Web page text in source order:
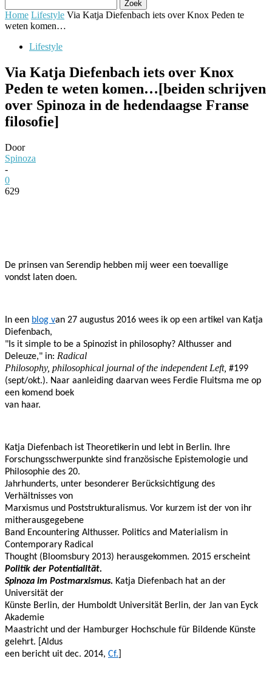
Home Lifestyle Via Katja Diefenbach iets over Knox Peden te
weten komen…
Lifestyle
Via Katja Diefenbach iets over Knox
Peden te weten komen…[beiden schrijven
over Spinoza in de hedendaagse Franse
filosofie]
Door
Spinoza
-
0
629
De prinsen van Serendip hebben mij weer een toevallige
vondst laten doen.
In een blog van 27 augustus 2016 wees ik op een artikel van Katja
Diefenbach,
"Is it simple to be a Spinozist in philosophy? Althusser and
Deleuze," in: Radical
Philosophy, philosophical journal of the independent Left, #199
(sept/okt.). Naar aanleiding daarvan wees Ferdie Fluitsma me op
een komend boek
van haar.
Katja Diefenbach ist Theoretikerin und lebt in Berlin. Ihre
Forschungsschwerpunkte sind französische Epistemologie und
Philosophie des 20.
Jahrhunderts, unter besonderer Berücksichtigung des
Verhältnisses von
Marxismus und Poststrukturalismus. Vor kurzem ist der von ihr
mitherausgegebene
Band Encountering Althusser. Politics and Materialism in
Contemporary Radical
Thought (Bloomsbury 2013) herausgekommen. 2015 erscheint
Politik der Potentialität.
Spinoza im Postmarxismus. Katja Diefenbach hat an der
Universität der
Künste Berlin, der Humboldt Universität Berlin, der Jan van Eyck
Akademie
Maastricht und der Hamburger Hochschule für Bildende Künste
gelehrt. [Aldus
een bericht uit dec. 2014, Cf.